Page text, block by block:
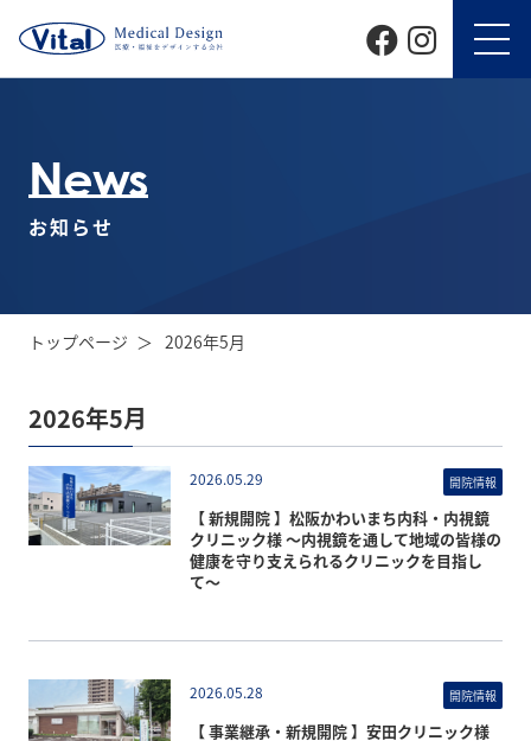
News
お知らせ
トップページ 2026年5月
2026年5月
2026.05.29 開院情報
【 新規開院 】松阪かわいまち内科・内視鏡
クリニック様 〜内視鏡を通して地域の皆様の
健康を守り支えられるクリニックを目指し
て〜
2026.05.28 開院情報
【 事業継承・新規開院 】安田クリニック様